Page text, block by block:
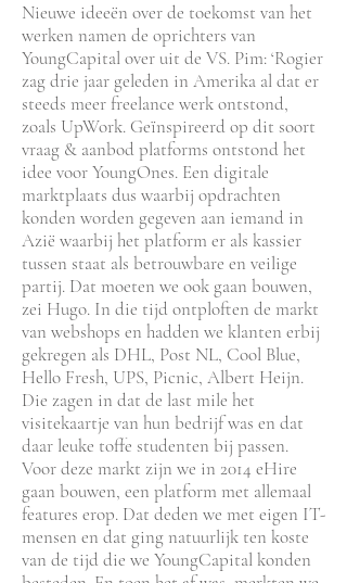
Nieuwe ideeën over de toekomst van het
werken namen de oprichters van
YoungCapital over uit de VS. Pim: ‘Rogier
zag drie jaar geleden in Amerika al dat er
steeds meer freelance werk ontstond,
zoals UpWork. Geïnspireerd op dit soort
vraag & aanbod platforms ontstond het
idee voor YoungOnes. Een digitale
marktplaats dus waarbij opdrachten
konden worden gegeven aan iemand in
Azië waarbij het platform er als kassier
tussen staat als betrouwbare en veilige
partij. Dat moeten we ook gaan bouwen,
zei Hugo. In die tijd ontploften de markt
van webshops en hadden we klanten erbij
gekregen als DHL, Post NL, Cool Blue,
Hello Fresh, UPS, Picnic, Albert Heijn.
Die zagen in dat de last mile het
visitekaartje van hun bedrijf was en dat
daar leuke toffe studenten bij passen.
Voor deze markt zijn we in 2014 eHire
gaan bouwen, een platform met allemaal
features erop. Dat deden we met eigen IT-
mensen en dat ging natuurlijk ten koste
van de tijd die we YoungCapital konden